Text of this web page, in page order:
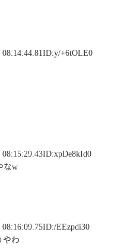
+6tOLE0
なw
EEzpdi30
やわ